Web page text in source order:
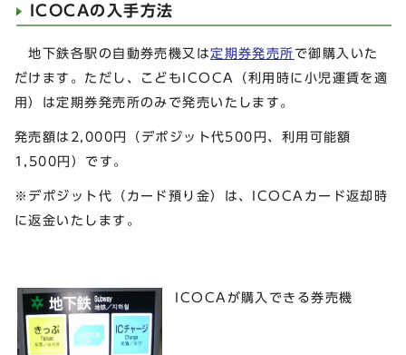
ICOCAの入手方法
地下鉄各駅の自動券売機又は定期券発売所 で御購入いた
だけます。ただし、こどもICOCA（利用時に小児運賃を適
用）は定期券発売所のみで発売いたします。
発売額は2,000円（デポジット代500円、利用可能額
1,500円）です。
※デポジット代（カード預り金）は、ICOCAカード返却時
に返金いたします。
ICOCAが購入できる券売機